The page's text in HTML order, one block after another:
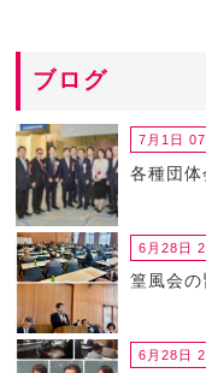
ブログ
7月1日
各種団
6月28日
篁風会
6月28日